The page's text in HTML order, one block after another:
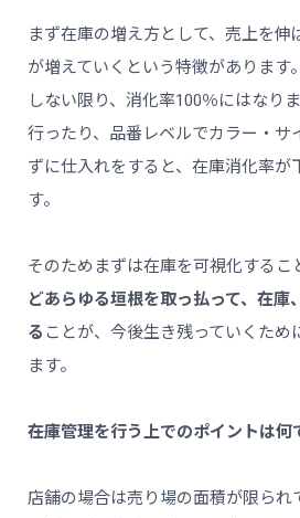
まず在庫の増え方として、売上を伸
が増えていくという特徴があります
しない限り、消化率100％にはなり
行ったり、品番レベルでカラー・サ
ずに仕入れをすると、在庫消化率が
す。
そのためまずは在庫を可視化するこ
どあらゆる垣根を取っ払って、在庫
る ことが、今後生き残っていくため
ます。
――在庫管理を行う上でのポイントは何
店舗の場合は売り場の面積が限られ